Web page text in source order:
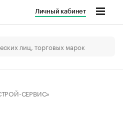
Личный кабинет
СЕРВИС»